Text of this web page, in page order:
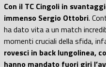
Con il TC Cingoli in
immenso Sergio Ottobri.
ha dato vita a un match
momenti cruciali della sfida,
rovesci in back lungolinea,
hanno mandato fuori giri